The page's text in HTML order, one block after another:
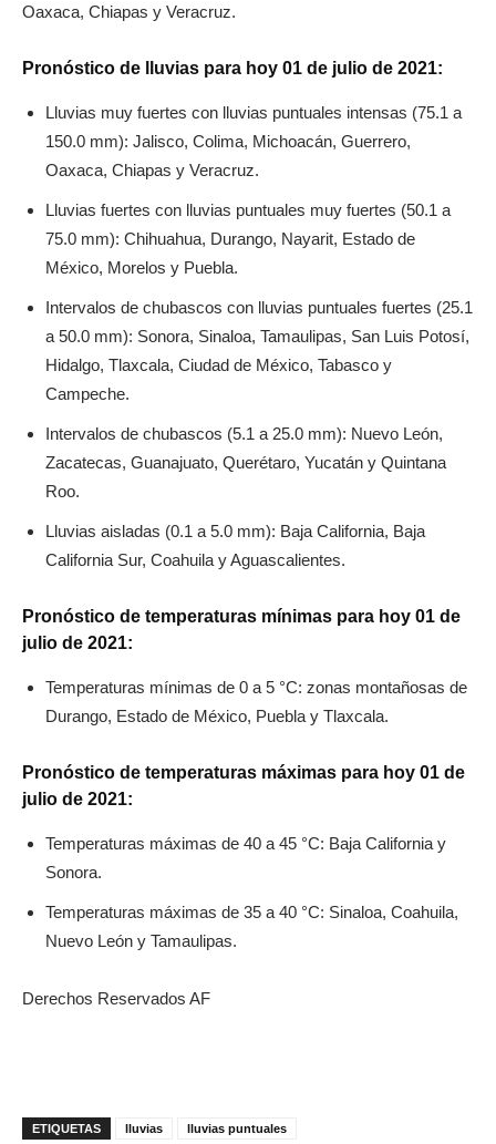
Oaxaca, Chiapas y Veracruz.
Pronóstico de lluvias para hoy 01 de julio de 2021:
Lluvias muy fuertes con lluvias puntuales intensas (75.1 a
150.0 mm): Jalisco, Colima, Michoacán, Guerrero,
Oaxaca, Chiapas y Veracruz.
Lluvias fuertes con lluvias puntuales muy fuertes (50.1 a
75.0 mm): Chihuahua, Durango, Nayarit, Estado de
México, Morelos y Puebla.
Intervalos de chubascos con lluvias puntuales fuertes (25.1
a 50.0 mm): Sonora, Sinaloa, Tamaulipas, San Luis Potosí,
Hidalgo, Tlaxcala, Ciudad de México, Tabasco y
Campeche.
Intervalos de chubascos (5.1 a 25.0 mm): Nuevo León,
Zacatecas, Guanajuato, Querétaro, Yucatán y Quintana
Roo.
Lluvias aisladas (0.1 a 5.0 mm): Baja California, Baja
California Sur, Coahuila y Aguascalientes.
Pronóstico de temperaturas mínimas para hoy 01 de
julio de 2021:
Temperaturas mínimas de 0 a 5 °C: zonas montañosas de
Durango, Estado de México, Puebla y Tlaxcala.
Pronóstico de temperaturas máximas para hoy 01 de
julio de 2021:
Temperaturas máximas de 40 a 45 °C: Baja California y
Sonora.
Temperaturas máximas de 35 a 40 °C: Sinaloa, Coahuila,
Nuevo León y Tamaulipas.
Derechos Reservados AF
ETIQUETAS lluvias lluvias puntuales